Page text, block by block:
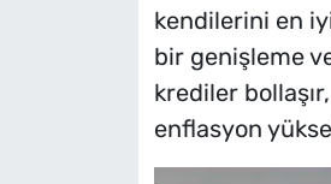
kendilerini en
bir genişleme
krediler
enflasyon